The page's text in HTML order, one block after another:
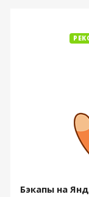
Бэкапы на